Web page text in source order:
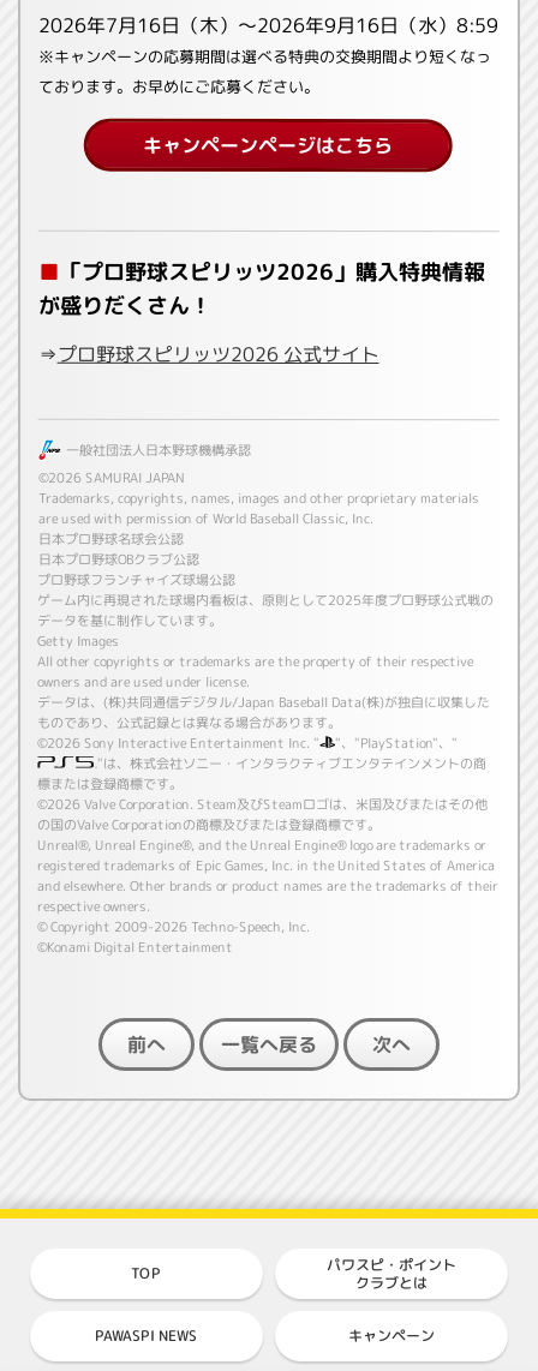
2026年7月16日（木）〜2026年9月16日（水）8:59
※キャンペーンの応募期間は選べる特典の交換期間より短くなっ
ております。お早めにご応募ください。
キャンペーンページはこちら
■ 「プロ野球スピリッツ2026」購入特典情報
が盛りだくさん！
⇒プロ野球スピリッツ2026 公式サイト
一般社団法人日本野球機構承認
©2026 SAMURAI JAPAN
Trademarks, copyrights, names, images and other proprietary materials
are used with permission of World Baseball Classic, Inc.
日本プロ野球名球会公認
日本プロ野球OBクラブ公認
プロ野球フランチャイズ球場公認
ゲーム内に再現された球場内看板は、原則として2025年度プロ野球公式戦の
データを基に制作しています。
Getty Images
All other copyrights or trademarks are the property of their respective
owners and are used under license.
データは、(株)共同通信デジタル/Japan Baseball Data(株)が独自に収集した
ものであり、公式記録とは異なる場合があります。
©2026 Sony Interactive Entertainment Inc. " "、"PlayStation"、"
"は、株式会社ソニー・インタラクティブエンタテインメントの商
標または登録商標です。
©2026 Valve Corporation. Steam及びSteamロゴは、米国及びまたはその他
の国のValve Corporationの商標及びまたは登録商標です。
Unreal®, Unreal Engine®, and the Unreal Engine® logo are trademarks or
registered trademarks of Epic Games, Inc. in the United States of America
and elsewhere. Other brands or product names are the trademarks of their
respective owners.
© Copyright 2009-2026 Techno-Speech, Inc.
©Konami Digital Entertainment
前へ 一覧へ戻る 次へ
TOP パワスピ・ポイント
クラブとは
PAWASPI NEWS キャンペーン